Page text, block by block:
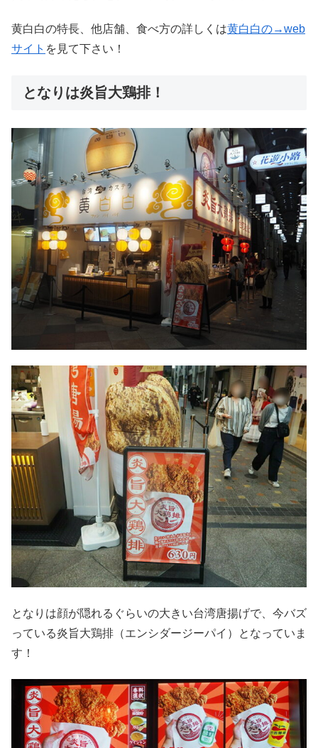
黄白白の特長、他店舗、食べ方の詳しくは黄白白の→web
サイト を見て下さい！
となりは炎旨大鶏排！
となりは顔が隠れるぐらいの大きい台湾唐揚げで、今バズ
っている炎旨大鶏排（エンシダージーパイ）となっていま
す！